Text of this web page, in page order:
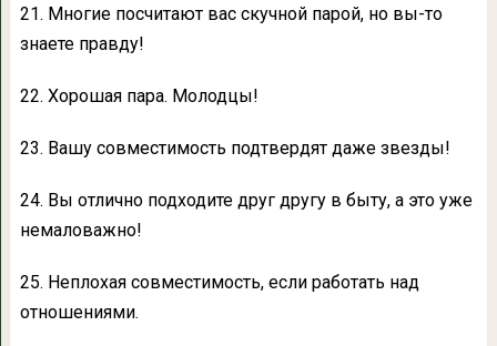
21. Многие посчитают вас скучной парой, но вы-то
знаете правду!
22. Хорошая пара. Молодцы!
23. Вашу совместимость подтвердят даже звезды!
24. Вы отлично подходите друг другу в быту, а это уже
немаловажно!
25. Неплохая совместимость, если работать над
отношениями.